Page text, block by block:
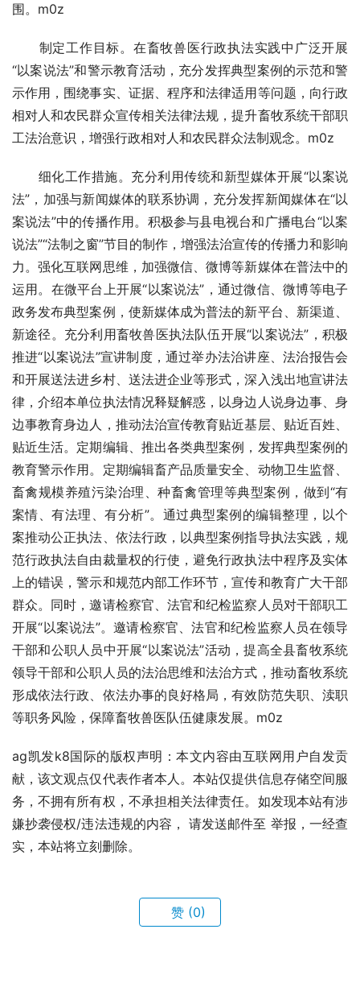
围。m0z
制定工作目标。在畜牧兽医行政执法实践中广泛开展
“以案说法”和警示教育活动，充分发挥典型案例的示范和警
示作用，围绕事实、证据、程序和法律适用等问题，向行政
相对人和农民群众宣传相关法律法规，提升畜牧系统干部职
工法治意识，增强行政相对人和农民群众法制观念。m0z
细化工作措施。充分利用传统和新型媒体开展“以案说
法”，加强与新闻媒体的联系协调，充分发挥新闻媒体在“以
案说法”中的传播作用。积极参与县电视台和广播电台“以案
说法”“法制之窗”节目的制作，增强法治宣传的传播力和影响
力。强化互联网思维，加强微信、微博等新媒体在普法中的
运用。在微平台上开展“以案说法”，通过微信、微博等电子
政务发布典型案例，使新媒体成为普法的新平台、新渠道、
新途径。充分利用畜牧兽医执法队伍开展“以案说法”，积极
推进“以案说法”宣讲制度，通过举办法治讲座、法治报告会
和开展送法进乡村、送法进企业等形式，深入浅出地宣讲法
律，介绍本单位执法情况释疑解惑，以身边人说身边事、身
边事教育身边人，推动法治宣传教育贴近基层、贴近百姓、
贴近生活。定期编辑、推出各类典型案例，发挥典型案例的
教育警示作用。定期编辑畜产品质量安全、动物卫生监督、
畜禽规模养殖污染治理、种畜禽管理等典型案例，做到“有
案情、有法理、有分析”。通过典型案例的编辑整理，以个
案推动公正执法、依法行政，以典型案例指导执法实践，规
范行政执法自由裁量权的行使，避免行政执法中程序及实体
上的错误，警示和规范内部工作环节，宣传和教育广大干部
群众。同时，邀请检察官、法官和纪检监察人员对干部职工
开展“以案说法”。邀请检察官、法官和纪检监察人员在领导
干部和公职人员中开展“以案说法”活动，提高全县畜牧系统
领导干部和公职人员的法治思维和法治方式，推动畜牧系统
形成依法行政、依法办事的良好格局，有效防范失职、渎职
等职务风险，保障畜牧兽医队伍健康发展。m0z
ag凯发k8国际的版权声明：本文内容由互联网用户自发贡
献，该文观点仅代表作者本人。本站仅提供信息存储空间服
务，不拥有所有权，不承担相关法律责任。如发现本站有涉
嫌抄袭侵权/违法违规的内容， 请发送邮件至 举报，一经查
实，本站将立刻删除。
赞 (0)